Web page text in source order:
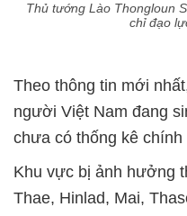
Thủ tướng Lào Thongloun
chỉ đạo
Theo thông tin mới
người Việt Nam đang
chưa có thống kê chính
Khu vực bị ảnh hưởng
Thae, Hinlad, Mai,